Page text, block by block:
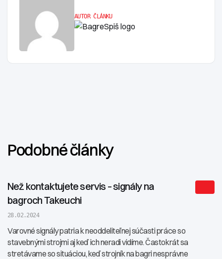
AUTOR ČLÁNKU
Podobné články
Než kontaktujete servis – signály na
bagroch Takeuchi
28.02.2024
Varovné signály patria k neoddeliteľnej súčasti práce so
stavebnými strojmi aj keď ich neradi vidíme. Častokrát sa
stretávame so situáciou, keď strojník na bagri nesprávne